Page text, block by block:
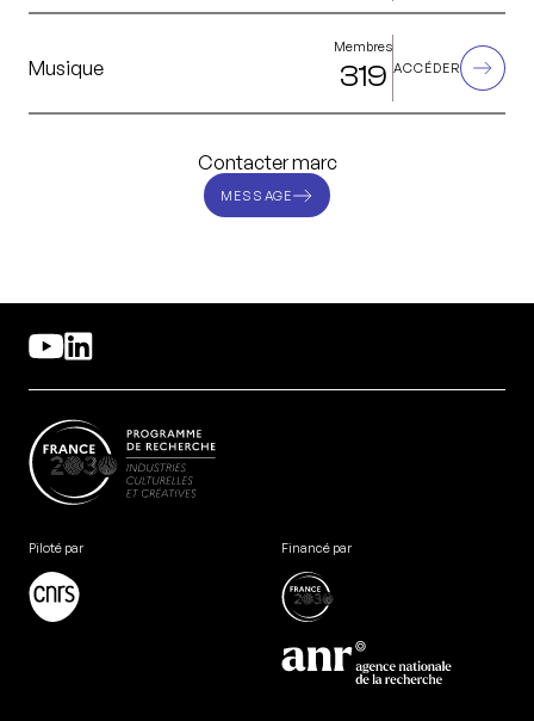
Musique
Membres
319 ACCÉDER
Contacter marc
MESSAGE
Piloté par Financé par